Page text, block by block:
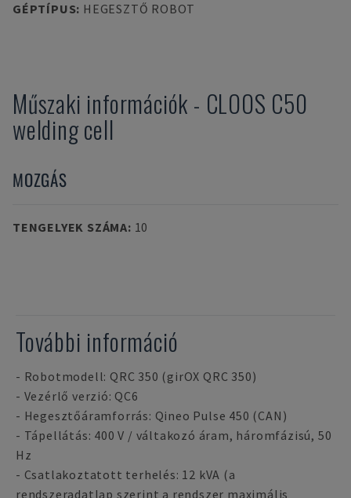
GÉPTÍPUS: HEGESZTŐ ROBOT
Műszaki információk - CLOOS C50
welding cell
MOZGÁS
TENGELYEK SZÁMA: 10
További információ
- Robotmodell: QRC 350 (girOX QRC 350)
- Vezérlő verzió: QC6
- Hegesztőáramforrás: Qineo Pulse 450 (CAN)
- Tápellátás: 400 V / váltakozó áram, háromfázisú, 50
Hz
- Csatlakoztatott terhelés: 12 kVA (a
rendszeradatlap szerint a rendszer maximális